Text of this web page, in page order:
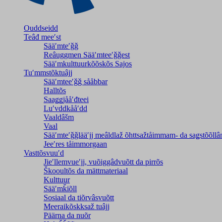
Ouddseidd
Teâđ meeʹst
Sääʹmteʹǧǧ
Reâuggmen Sääʹmteeʹǧǧest
Sääʹmkulttuurkõõskõs Sajos
Tuʹmmstõktuâjj
Sääʹmteeʹǧǧ sååbbar
Halltõs
Saaǥǥjååʹđteei
Luʹvddkååʹdd
Vaaldâšm
Vaal
Sääʹmteʹǧǧlääʹjj meâldlaž õhttsažtåimmam- da
Jeeʹres tåimmorgaan
Vasttõsvuuʹd
Jieʹllemvueʹjj, vuõiggâdvuõtt da pirrõs
Škooultõs da mättmateriaal
Kulttuur
Sääʹmǩiõll
Sosiaal da tiõrvâsvuõtt
Meeraikõskksaž tuâjj
Päärna da nuõr